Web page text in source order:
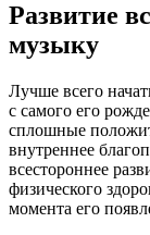
Развитие
музыку
Лучше всего
с самого его
сплошные
внутреннее
всестороннее
физического
момента его